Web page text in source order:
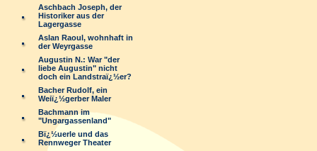
Aschbach Joseph, der
Historiker aus der
Lagergasse
Aslan Raoul, wohnhaft in
der Weyrgasse
Augustin N.: War "der
liebe Augustin" nicht
doch ein Landstraï¿½er?
Bacher Rudolf, ein
Weiï¿½gerber Maler
Bachmann im
"Ungargassenland"
Bï¿½uerle und das
Rennweger Theater